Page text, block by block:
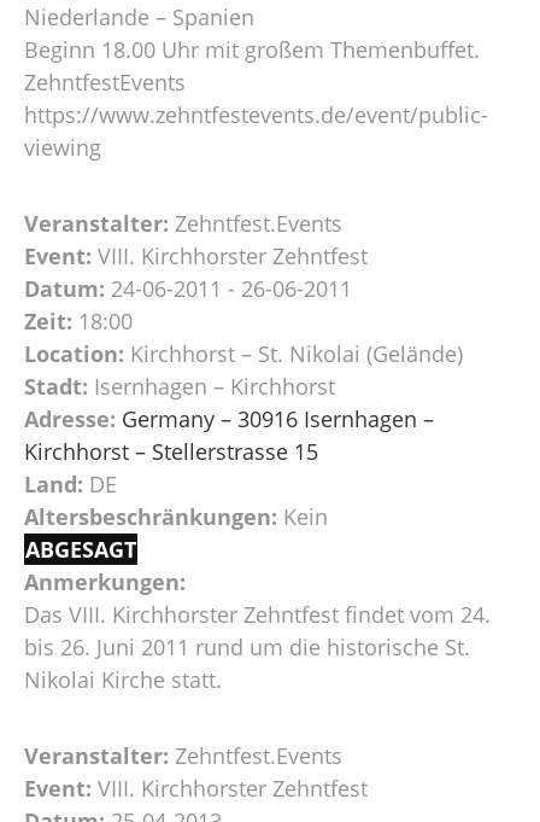
Niederlande – Spanien
Beginn 18.00 Uhr mit großem Themenbuffet.
ZehntfestEvents
https://www.zehntfestevents.de/event/public-
viewing
Veranstalter: Zehntfest.Events
Event: VIII. Kirchhorster Zehntfest
Datum: 24-06-2011 - 26-06-2011
Zeit: 18:00
Location: Kirchhorst – St. Nikolai (Gelände)
Stadt: Isernhagen – Kirchhorst
Adresse: Germany – 30916 Isernhagen –
Kirchhorst – Stellerstrasse 15
Land: DE
Altersbeschränkungen: Kein
ABGESAGT
Anmerkungen:
Das VIII. Kirchhorster Zehntfest findet vom 24.
bis 26. Juni 2011 rund um die historische St.
Nikolai Kirche statt.
Veranstalter: Zehntfest.Events
Event: VIII. Kirchhorster Zehntfest